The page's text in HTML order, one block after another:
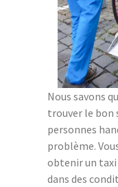
Nous savons
trouver le bon
personnes
problème.
obtenir un taxi
dans des